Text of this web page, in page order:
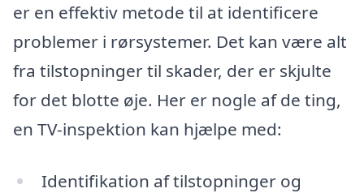
er en effektiv metode til at identificere
problemer i rørsystemer. Det kan være alt
fra tilstopninger til skader, der er skjulte
for det blotte øje. Her er nogle af de ting,
en TV-inspektion kan hjælpe med:
Identifikation af tilstopninger og